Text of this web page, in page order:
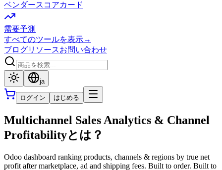
ベンダースコアカード
需要予測
すべてのツールを表示→
ブログリソースお問い合わせ
ja
ログイン はじめる
Multichannel Sales Analytics & Channel
Profitabilityとは？
Odoo dashboard ranking products, channels & regions by true net
profit after marketplace, ad and shipping fees. Built to order. Built to